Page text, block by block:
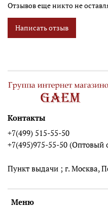
Отзывов еще никто не
Написать отзыв
Меню
Контакты
+7(499) 515-55-50
+7(495)975-55-50 (Оптовый
Пункт выдачи ; г. Москва,